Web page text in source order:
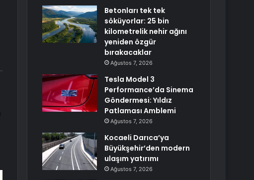
Betonları tek tek
söküyorlar: 25 bin
kilometrelik nehir ağını
yeniden özgür
bırakacaklar
Ağustos 7, 2026
Tesla Model 3
Performance’da Sinema
Göndermesi: Yıldız
Patlaması Amblemi
Ağustos 7, 2026
Kocaeli Darıca’ya
Büyükşehir’den modern
ulaşım yatırımı
Ağustos 7, 2026